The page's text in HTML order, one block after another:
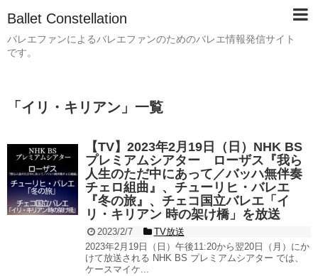
Ballet Constellation
バレエファンによるバレエファンのためのバレエ情報発信サイト
です。
「 イリ・キリアン 」 一覧
【TV】2023年2月19日（日）NHK BS
プレミアムシアター ローザス『我ら
人生のただ中にあって／バッハ無伴奏
チェロ組曲』、チューリヒ・バレエ
『冬の旅』、チェコ国立バレエ「イ
リ・キリアン 時の架け橋」を放送
2023/2/7
TV放送
2023年2月19日（日）午後11:20から翌20日（月）にか
けて放送される NHK BS プレミアムシアター では、
ケースマイケ...